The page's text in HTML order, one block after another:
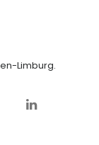
Limburg.